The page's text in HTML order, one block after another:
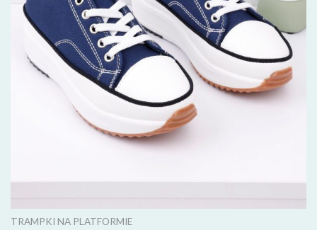
TRAMPKI NA PLATFORMIE